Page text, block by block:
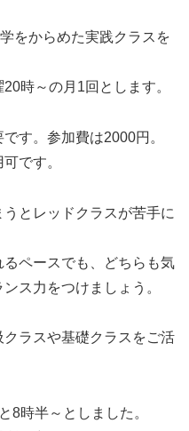
をからめた実践クラスを
時～の月1回とします。
す。参加費は2000円。
です。
とレッドクラスが苦手に
ペースでも、どちらも気
ス力をつけましょう。
ラスや基礎クラスをご活
8時半～としました。